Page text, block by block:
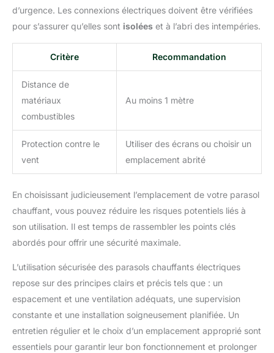
d’urgence. Les connexions électriques doivent être vérifiées
pour s’assurer qu’elles sont isolées et à l’abri des intempéries.
Critère Recommandation
Distance de
matériaux
combustibles
Au moins 1 mètre
Protection contre le
vent
Utiliser des écrans ou choisir un
emplacement abrité
En choisissant judicieusement l’emplacement de votre parasol
chauffant, vous pouvez réduire les risques potentiels liés à
son utilisation. Il est temps de rassembler les points clés
abordés pour offrir une sécurité maximale.
L’utilisation sécurisée des parasols chauffants électriques
repose sur des principes clairs et précis tels que : un
espacement et une ventilation adéquats, une supervision
constante et une installation soigneusement planifiée. Un
entretien régulier et le choix d’un emplacement approprié sont
essentiels pour garantir leur bon fonctionnement et prolonger